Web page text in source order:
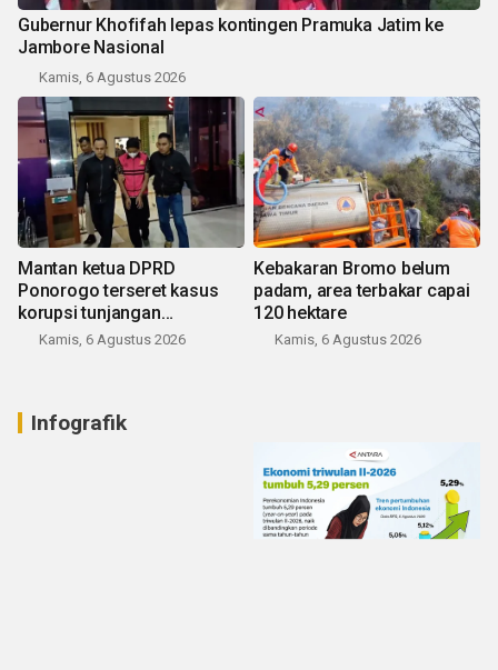
Gubernur Khofifah lepas kontingen Pramuka Jatim ke
Jambore Nasional
Kamis, 6 Agustus 2026
Mantan ketua DPRD
Ponorogo terseret kasus
korupsi tunjangan
perumahan
Kamis, 6 Agustus 2026
Kebakaran Bromo belum
padam, area terbakar capai
120 hektare
Kamis, 6 Agustus 2026
Infografik